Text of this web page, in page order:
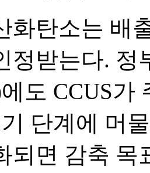
화탄소는 배
정받는다. 정
도 CCUS가
단계에 머
되면 감축 목